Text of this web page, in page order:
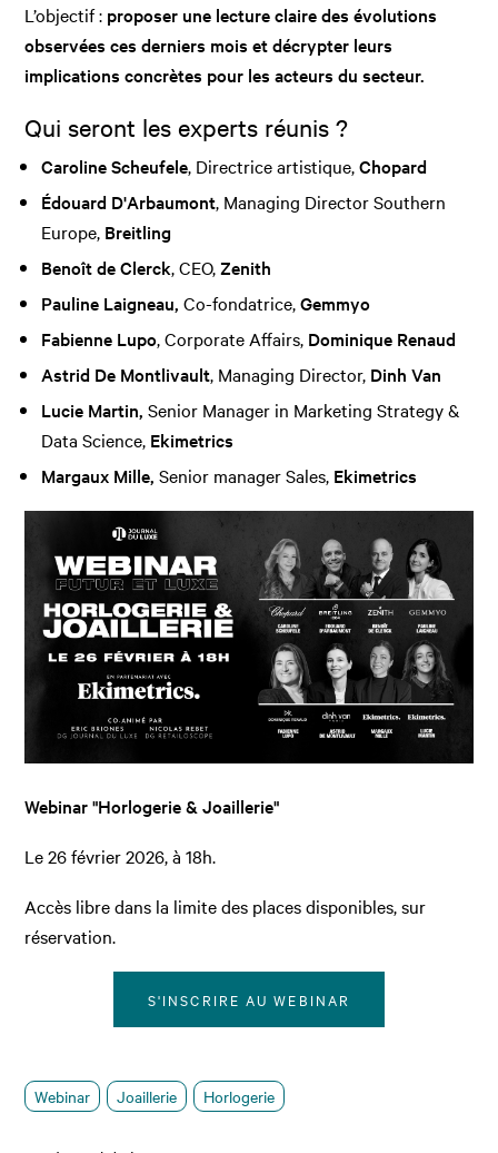
L’objectif : proposer une lecture claire des évolutions
observées ces derniers mois et décrypter leurs
implications concrètes pour les acteurs du secteur.
Qui seront les experts réunis ?
Caroline Scheufele, Directrice artistique,Chopard
Édouard D'Arbaumont, Managing Director Southern
Europe, Breitling
Benoît de Clerck, CEO,Zenith
Pauline Laigneau,Co-fondatrice,Gemmyo
Fabienne Lupo, Corporate Affairs, Dominique Renaud
Astrid De Montlivault, Managing Director, Dinh Van
Lucie Martin, Senior Manager in Marketing Strategy &
Data Science, Ekimetrics
Margaux Mille,Senior manager Sales, Ekimetrics
Webinar "Horlogerie & Joaillerie"
Le 26 février 2026, à 18h.
Accès libre dans la limite des places disponibles, sur
réservation.
S'INSCRIRE AU WEBINAR
Webinar Joaillerie Horlogerie